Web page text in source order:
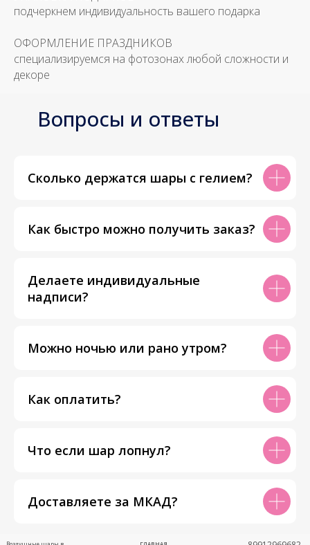
подчеркнем индивидуальность вашего подарка
ОФОРМЛЕНИЕ ПРАЗДНИКОВ
специализируемся на фотозонах любой сложности и
декоре
Вопросы и ответы
Сколько держатся шары с гелием?
Как быстро можно получить заказ?
Делаете индивидуальные
надписи?
Можно ночью или рано утром?
Как оплатить?
Что если шар лопнул?
Доставляете за МКАД?